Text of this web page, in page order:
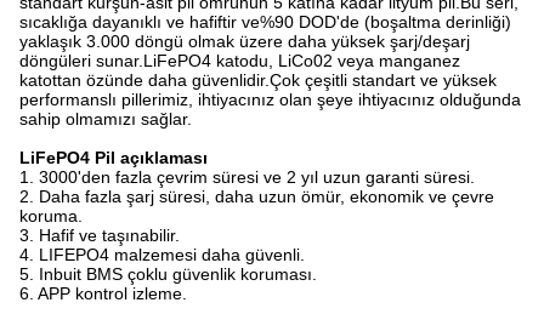
sıcaklığa dayanıklı ve hafiftir ve%90 DOD'de (boşaltma derinliği)
yaklaşık 3.000 döngü olmak üzere daha yüksek şarj/deşarj
döngüleri sunar.LiFePO4 katodu, LiCo02 veya manganez
katottan özünde daha güvenlidir.Çok çeşitli standart ve yüksek
performanslı pillerimiz, ihtiyacınız olan şeye ihtiyacınız olduğunda
sahip olmamızı sağlar.
LiFePO4 Pil açıklaması
1. 3000'den fazla çevrim süresi ve 2 yıl uzun garanti süresi.
2. Daha fazla şarj süresi, daha uzun ömür, ekonomik ve çevre
koruma.
3. Hafif ve taşınabilir.
4. LIFEPO4 malzemesi daha güvenli.
5. Inbuit BMS çoklu güvenlik koruması.
6. APP kontrol izleme.